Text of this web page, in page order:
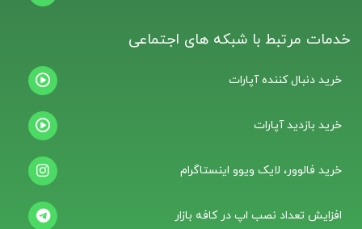
خدمات مرتبط با شبکه های اجتماعی
خرید دنبال کننده آپارات
خرید بازدید آپارات
خرید فالوور، لایک ویوو اینستاگرام
افزایش تعداد نصب اپ در کافه بازار